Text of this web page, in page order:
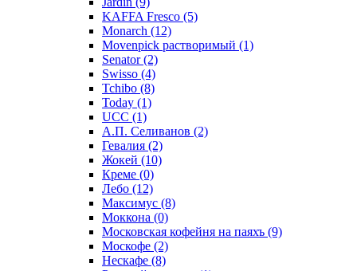
KAFFA Fresco (5)
Monarch (12)
Movenpick растворимый (1)
Senator(2)
Swisso (4)
Tchibo (8)
Today (1)
UCC (1)
А.П. Селиванов (2)
Гевалия (2)
Жокей (10)
Креме (0)
Лебо (12)
Максимус (8)
Моккона (0)
Московская кофейня на паяхъ (9)
Москофе (2)
Нескафе (8)